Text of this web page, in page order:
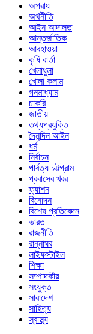
অপরাধ
অর্থনীতি
আইন আদালত
আন্তর্জাতিক
আবহাওয়া
কৃষি বার্তা
খেলাধুলা
খোলা কলাম
গনমাধ্যাম
চাকরি
জাতীয়
তথ্যপ্রযুক্তি
দৈনন্দিন আইন
ধর্ম
নির্বাচন
পার্বত্য চট্টগ্রাম
প্রবাসের খবর
ফ্যাশন
বিনোদন
বিশেষ প্রতিবেদন
ভারত
রাজনীতি
রান্নাঘর
লাইফস্টাইল
শিক্ষা
সম্পাদকীয়
সংযুক্ত
সারাদেশ
সাহিত্য
স্বাস্থ্য